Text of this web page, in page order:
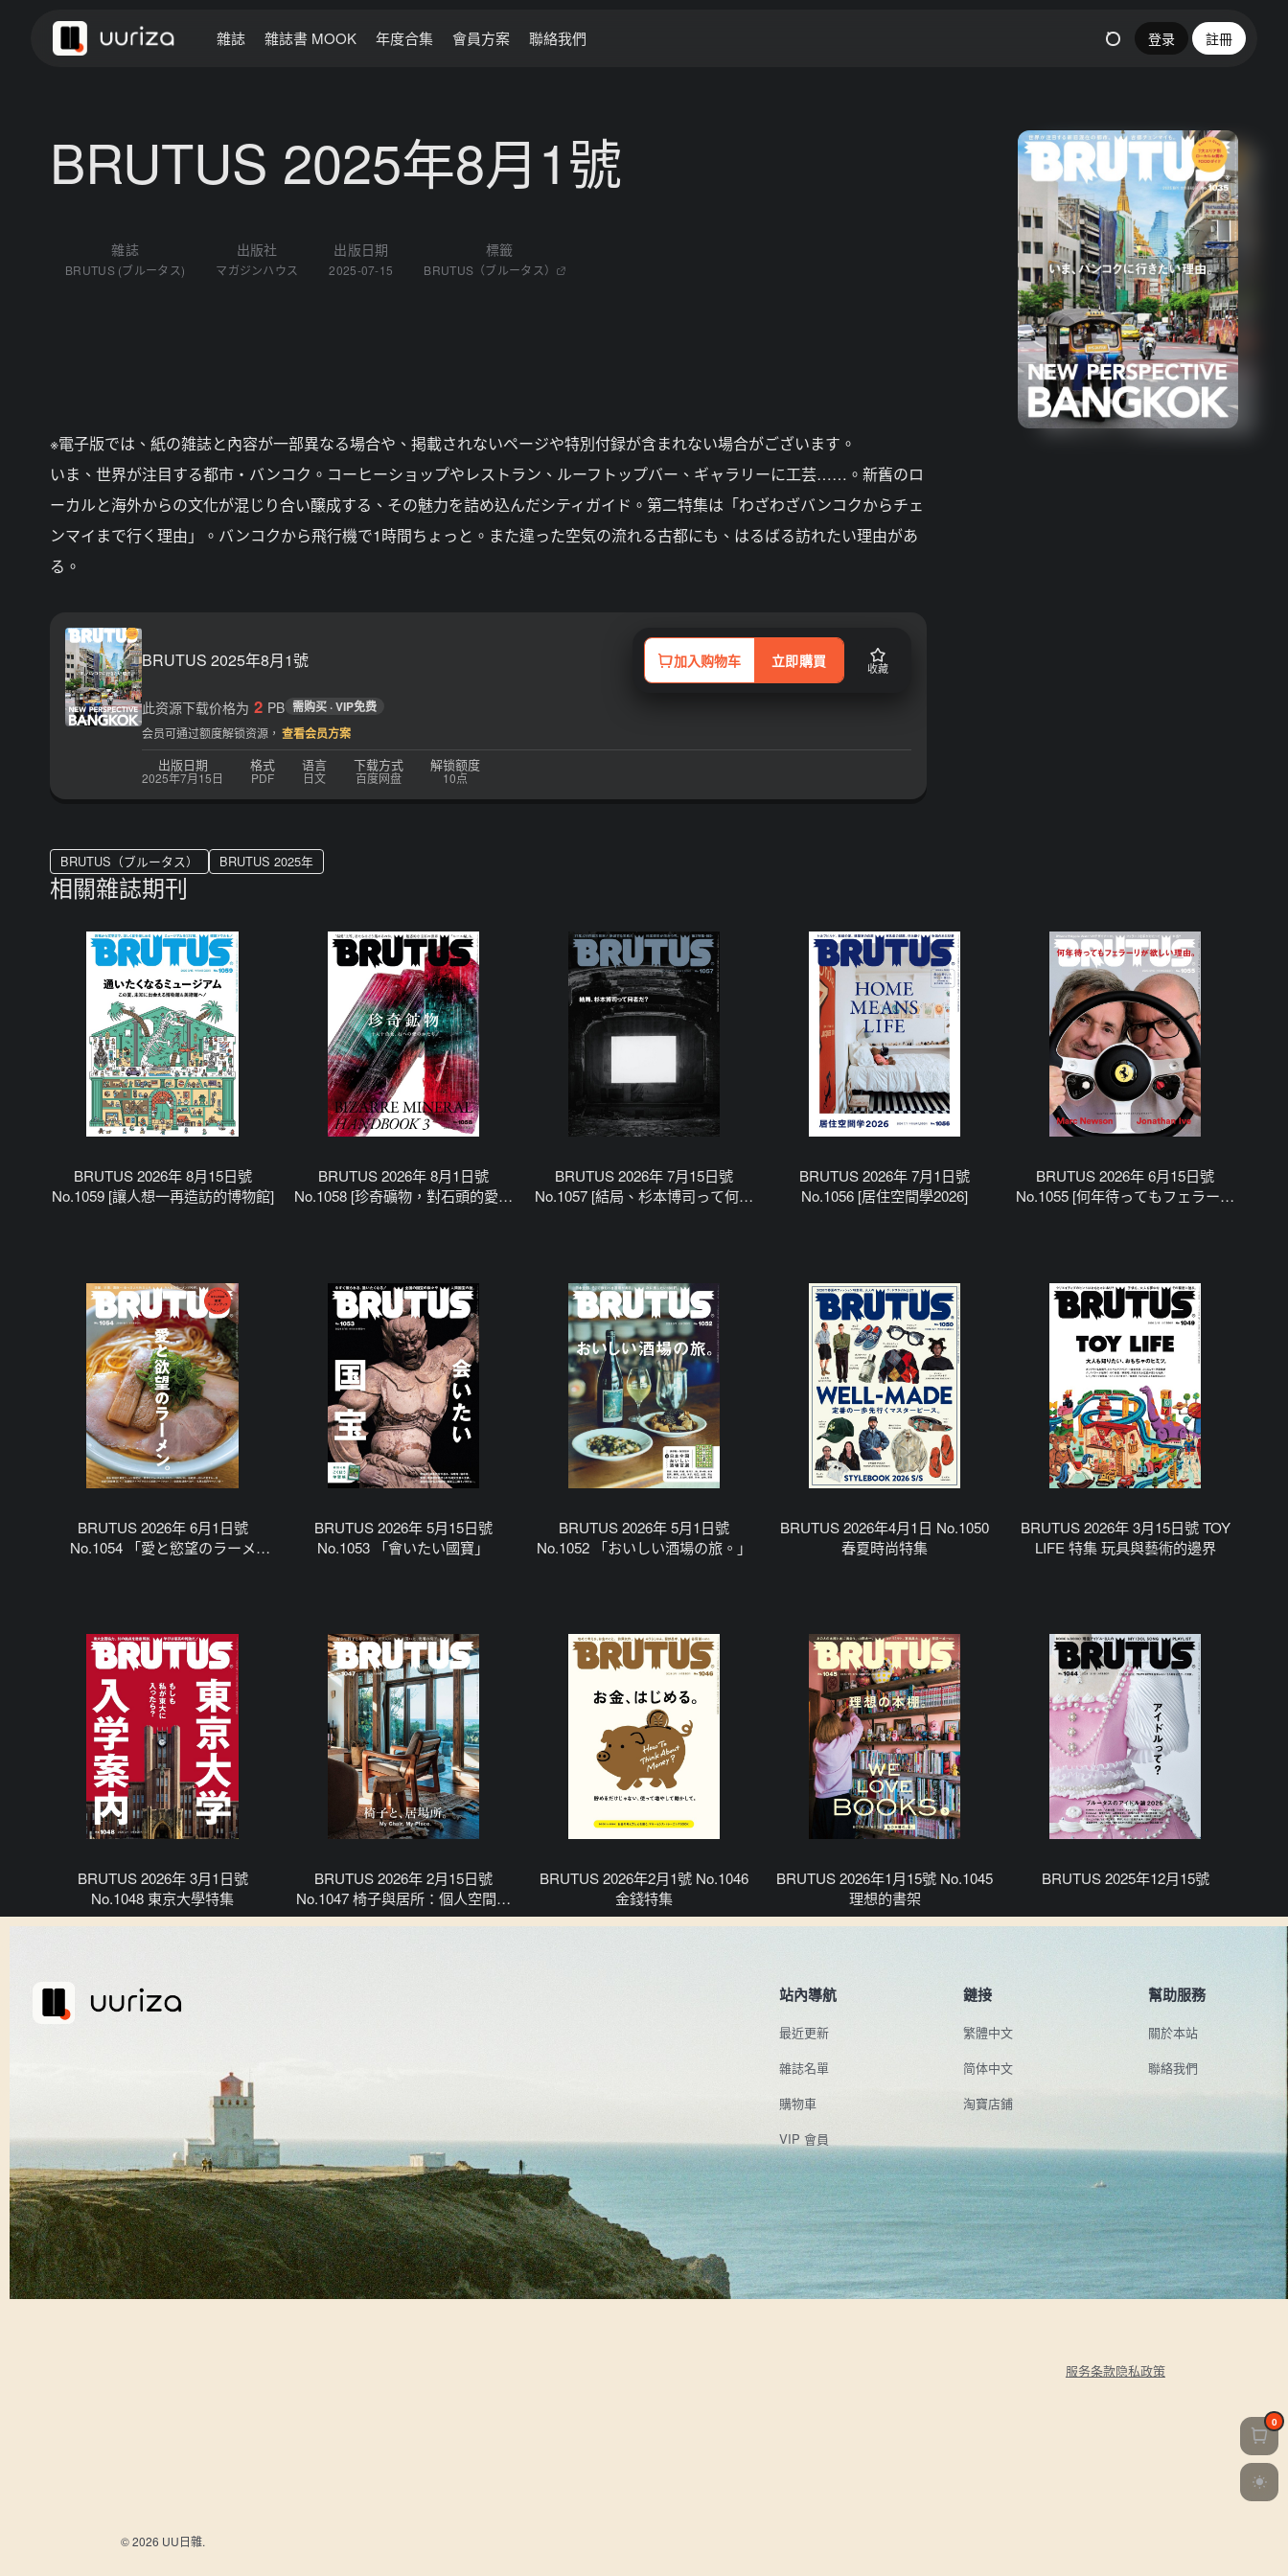
雜誌 雜誌書 MOOK 年度合集 會員方案 聯絡我們 登录 註冊
BRUTUS 2025年8月1號
雜誌
BRUTUS (ブルータス)
出版社
マガジンハウス
出版日期
2025-07-15
標籤
BRUTUS（ブルータス）
※電子版では、紙の雑誌と內容が一部異なる場合や、掲載されないページや特別付録が含まれない場合がございます。
いま、世界が注目する都市・バンコク。コーヒーショップやレストラン、ルーフトップバー、ギャラリーに工芸……。新舊のロ
ーカルと海外からの文化が混じり合い醸成する、その魅力を詰め込んだシティガイド。第二特集は「わざわざバンコクからチェ
ンマイまで行く理由」。バンコクから飛行機で1時間ちょっと。また違った空気の流れる古都にも、はるばる訪れたい理由があ
る。
BRUTUS 2025年8月1號 加入购物车 立即購買 收藏
此资源下载价格为 2 PB 需购买 · VIP免费
会员可通过额度解锁资源， 查看会员方案
出版日期
2025年7月15日
格式
PDF
语言
日文
下载方式
百度网盘
解锁额度
10点
BRUTUS（ブルータス） BRUTUS 2025年
相關雜誌期刊
BRUTUS 2026年 8月15日號
No.1059 [讓人想一再造訪的博物館]
BRUTUS 2026年 8月1日號
No.1058 [珍奇礦物，對石頭的愛各
BRUTUS 2026年 7月15日號
No.1057 [結局、杉本博司って何者
BRUTUS 2026年 7月1日號
No.1056 [居住空間學2026]
BRUTUS 2026年 6月15日號
No.1055 [何年待ってもフェラーリ
BRUTUS 2026年 6月1日號
No.1054 「愛と慾望のラーメ
BRUTUS 2026年 5月15日號
No.1053 「會いたい國寶」
BRUTUS 2026年 5月1日號
No.1052 「おいしい酒場の旅。」
BRUTUS 2026年4月1日 No.1050
春夏時尚特集
BRUTUS 2026年 3月15日號 TOY
LIFE 特集 玩具與藝術的邊界
BRUTUS 2026年 3月1日號
No.1048 東京大學特集
BRUTUS 2026年 2月15日號
No.1047 椅子與居所：個人空間的
舒適與獨特性
BRUTUS 2026年2月1號 No.1046
金錢特集
BRUTUS 2026年1月15號 No.1045
理想的書架
BRUTUS 2025年12月15號
站內導航
最近更新
雜誌名單
購物車
VIP 會員
鏈接
繁體中文
简体中文
淘寶店鋪
幫助服務
關於本站
聯絡我們
服务条款隐私政策
© 2026 UU日雜.
0